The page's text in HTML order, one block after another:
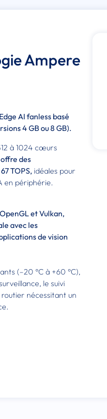
Ampere
AI fanless basé
4 GB ou 8 GB).
à 1024 cœurs
des
TOPS, idéales pour
en périphérie.
et Vulkan,
avec les
de vision
(–20 °C à +60 °C),
le suivi
nécessitant un